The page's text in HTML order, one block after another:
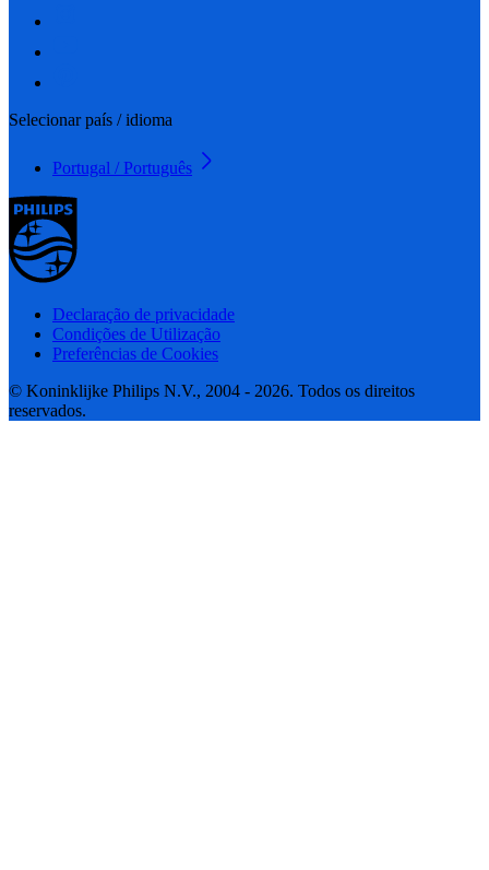
Selecionar país / idioma
Portugal / Português
Declaração de privacidade
Condições de Utilização
Preferências de Cookies
© Koninklijke Philips N.V., 2004 - 2026. Todos os direitos
reservados.